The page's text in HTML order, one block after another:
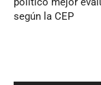
según la CEP